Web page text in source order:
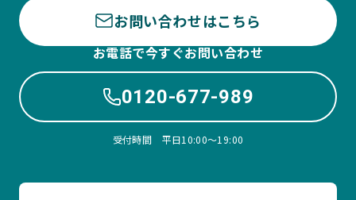
お問い合わせはこちら
お電話で今すぐお問い合わせ
0120-677-989
受付時間 平日10:00〜19:00